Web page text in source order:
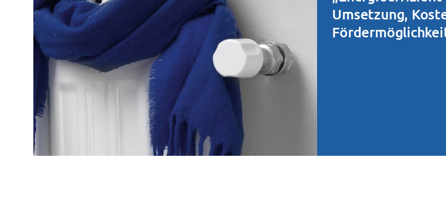
Umsetzung,